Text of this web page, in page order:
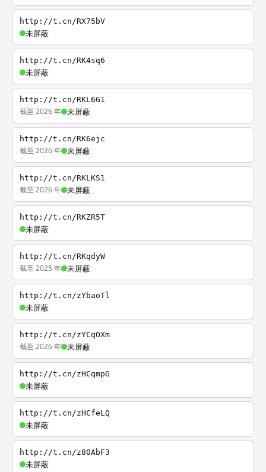
http://t.cn/RX75bV
未屏蔽
http://t.cn/RK4sq6
未屏蔽
http://t.cn/RKL6G1
截至 2026 年 未屏蔽
http://t.cn/RK6ejc
截至 2026 年 未屏蔽
http://t.cn/RKLKS1
截至 2026 年 未屏蔽
http://t.cn/RKZR5T
未屏蔽
http://t.cn/RKqdyW
截至 2025 年 未屏蔽
http://t.cn/zYbaoTl
未屏蔽
http://t.cn/zYCqOXm
截至 2026 年 未屏蔽
http://t.cn/zHCqmpG
未屏蔽
http://t.cn/zHCfeLQ
未屏蔽
http://t.cn/z80AbF3
未屏蔽